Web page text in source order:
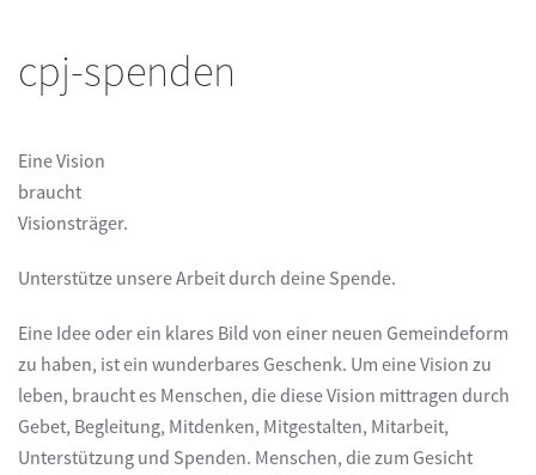
cpj-spenden
Eine Vision
braucht
Visionsträger.
Unterstütze unsere Arbeit durch deine Spende.
Eine Idee oder ein klares Bild von einer neuen Gemeindeform
zu haben, ist ein wunderbares Geschenk. Um eine Vision zu
leben, braucht es Menschen, die diese Vision mittragen durch
Gebet, Begleitung, Mitdenken, Mitgestalten, Mitarbeit,
Unterstützung und Spenden. Menschen, die zum Gesicht